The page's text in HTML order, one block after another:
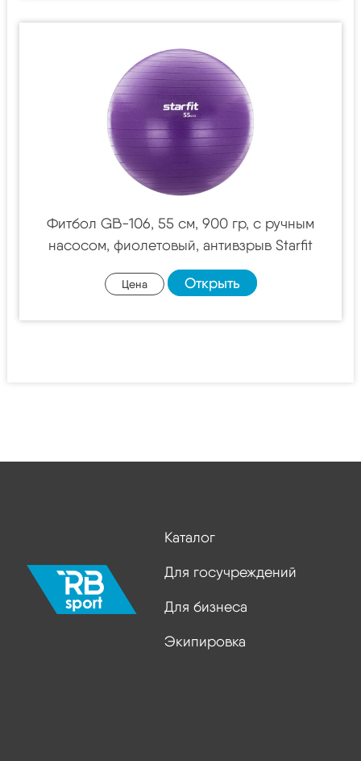
Фитбол GB-106, 55 см, 900 гр, с ручным
насосом, фиолетовый, антивзрыв Starfit
Цена Открыть
Каталог
Для госучреждений
Для бизнеса
Экипировка